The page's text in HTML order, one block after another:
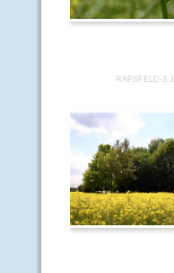
RAPSFELD-